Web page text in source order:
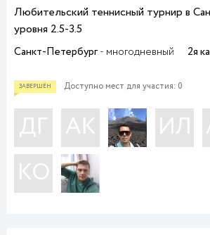
ЗАВЕРШЁН
Любительский теннисный турнир в
уровня 2.5-3.5
Санкт-Петербург- многодневный 2я
Доступно мест для участия: 0
ДГ АK ИЛ
КО